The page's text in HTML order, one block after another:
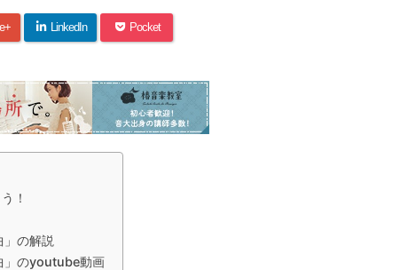
LinkedIn Pocket
！
の解説
」のyoutube動画